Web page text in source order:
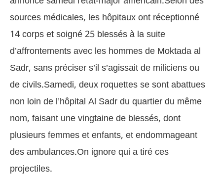
sources médicales, les hôpitaux ont réceptionné
14 corps et soigné 25 blessés à la suite
d’affrontements avec les hommes de Moktada al
Sadr, sans préciser s’il s’agissait de miliciens ou
de civils.Samedi, deux roquettes se sont abattues
non loin de l’hôpital Al Sadr du quartier du même
nom, faisant une vingtaine de blessés, dont
plusieurs femmes et enfants, et endommageant
des ambulances.On ignore qui a tiré ces
projectiles.